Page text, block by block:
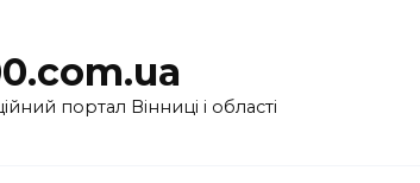
портал Вінниці і області